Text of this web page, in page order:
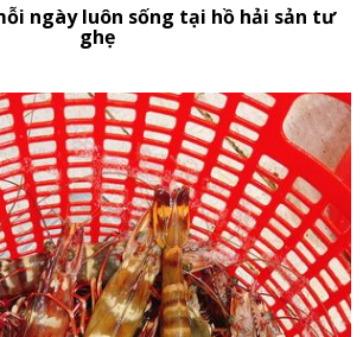
ngày luôn sống tại hồ hải sản tư
ghẹ